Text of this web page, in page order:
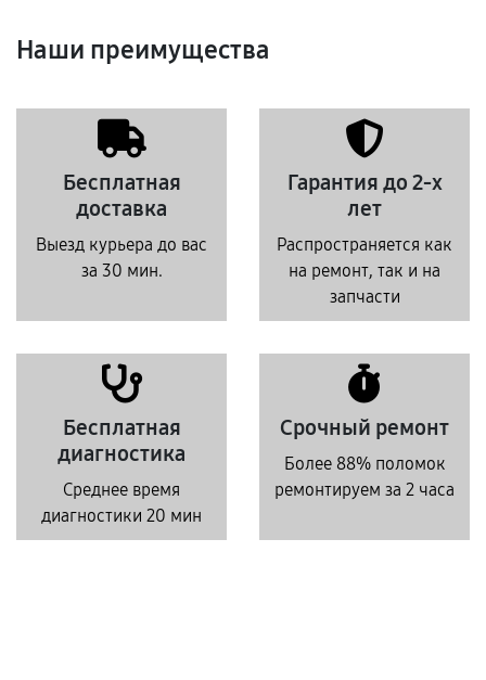
Наши преимущества
Бесплатная
доставка
Выезд курьера до вас
за 30 мин.
Гарантия до 2-х
лет
Распространяется как
на ремонт, так и на
запчасти
Бесплатная
диагностика
Среднее время
диагностики 20 мин
Срочный ремонт
Более 88% поломок
ремонтируем за 2 часа